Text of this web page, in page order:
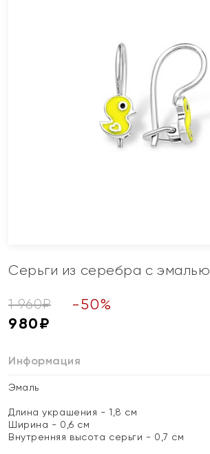
Серьги из серебра с эмалью
1 960₽ -50%
980₽
Информация
Эмаль
Длина украшения - 1,8 см
Ширина - 0,6 см
Внутренняя высота серьги - 0,7 см